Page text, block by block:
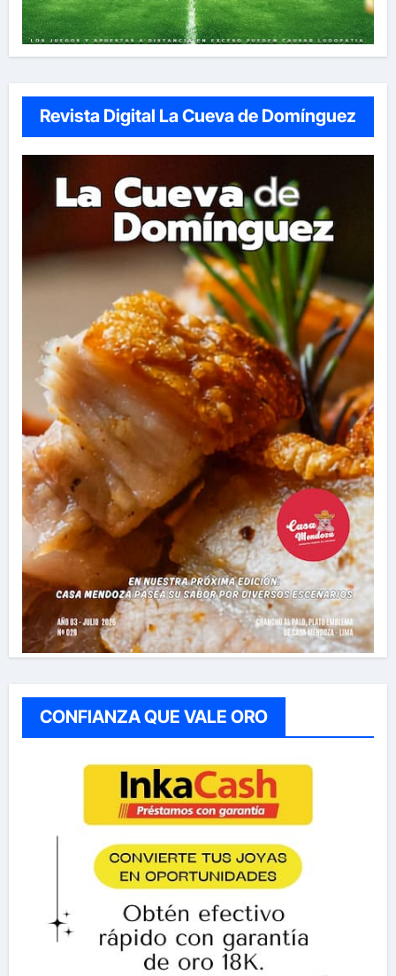
Revista Digital La Cueva de Domínguez
CONFIANZA QUE VALE ORO